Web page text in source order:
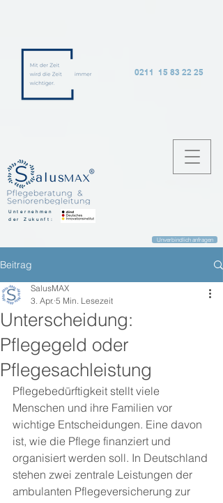
0211 15 83 22 25
Unternehmen
der Zukunft:
Unverbindlich anfragen
Beitrag
Unterscheidung:
Pflegegeld oder
Pflegesachleistung
SalusMAX
3. Apr. 5 Min. Lesezeit
Pflegebedürftigkeit stellt viele
Menschen und ihre Familien vor
wichtige Entscheidungen. Eine davon
ist, wie die Pflege finanziert und
organisiert werden soll. In Deutschland
stehen zwei zentrale Leistungen der
ambulanten Pflegeversicherung zur